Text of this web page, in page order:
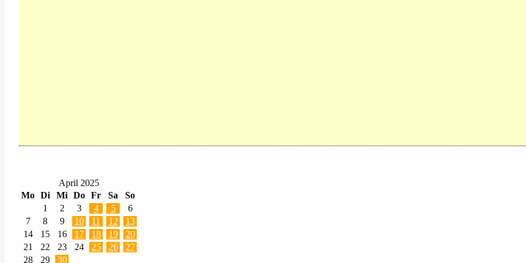
April 2025
Mo Di Mi Do Fr Sa
So
1
2 3 4 5
6
7
8 9 10 11 12
13
14
15 16 17 18 19
20
21
22 23 24 25 26
27
28
29 30